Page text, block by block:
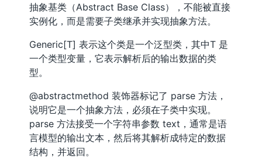
抽象基类（Abstract Base Class），不能被直接
实例化，而是需要子类继承并实现抽象方法。
Generic[T] 表示这个类是一个泛型类，其中T 是
一个类型变量，它表示解析后的输出数据的类
型。
@abstractmethod 装饰器标记了 parse 方法，
说明它是一个抽象方法，必须在子类中实现。
parse 方法接受一个字符串参数 text，通常是语
言模型的输出文本，然后将其解析成特定的数据
结构，并返回。